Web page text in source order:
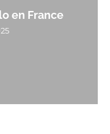
en France